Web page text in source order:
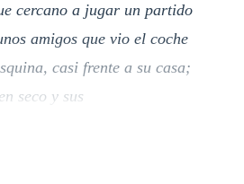
cercano a jugar un partido
amigos que vio el coche
casi frente a su casa;
seco y sus